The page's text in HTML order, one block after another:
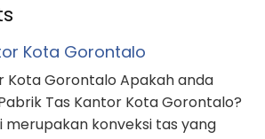
Kota Gorontalo
Kota Gorontalo Apakah anda
Tas Kantor Kota Gorontalo?
merupakan konveksi tas yang